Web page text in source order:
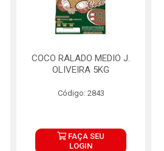
COCO RALADO MEDIO J.
OLIVEIRA 5KG
Código: 2843
FAÇA SEU
LOGIN